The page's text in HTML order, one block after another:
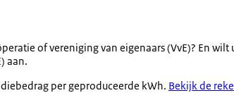
of vereniging van eigenaars (VvE)? En
aan.
per geproduceerde kWh. Bekijk de